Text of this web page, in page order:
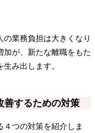
の業務負担は大きくなり
加が、新たな離職をもた
み出します。
善するための対策
つの対策を紹介しま